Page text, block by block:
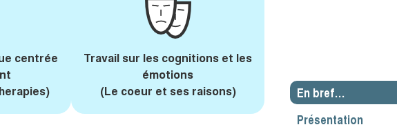
En bref…
Présentation
centrée
Travail sur les cognitions et les
émotions
(Le coeur et ses raisons)